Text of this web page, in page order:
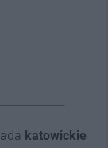
katowickie